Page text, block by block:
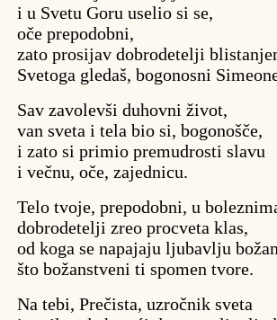
i u Svetu Goru uselio si se,
oče prepodobni,
zato prosijav dobrodetelji
Svetoga gledaš, bogonosni
Sav zavolevši duhovni život,
van sveta i tela bio si, bogonošče,
i zato si primio premudrosti slavu
i večnu, oče, zajednicu.
Telo tvoje, prepodobni, u
dobrodetelji zreo procveta klas,
od koga se napajaju ljubavlju
što božanstveni ti spomen tvore.
Na tebi, Prečista, uzročnik sveta